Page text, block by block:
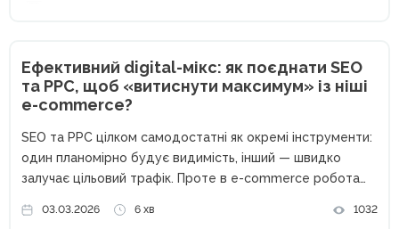
Ефективний digital-мікс: як поєднати SEO
та PPC, щоб «витиснути максимум» із ніші
e-commerce?
SEO та PPC цілком самодостатні як окремі інструменти:
один планомірно будує видимість, інший — швидко
залучає цільовий трафік. Проте в e-commerce робота
загальний результат. На прикладі кейсу Webpromo та
03.03.2026 6 хв 1032